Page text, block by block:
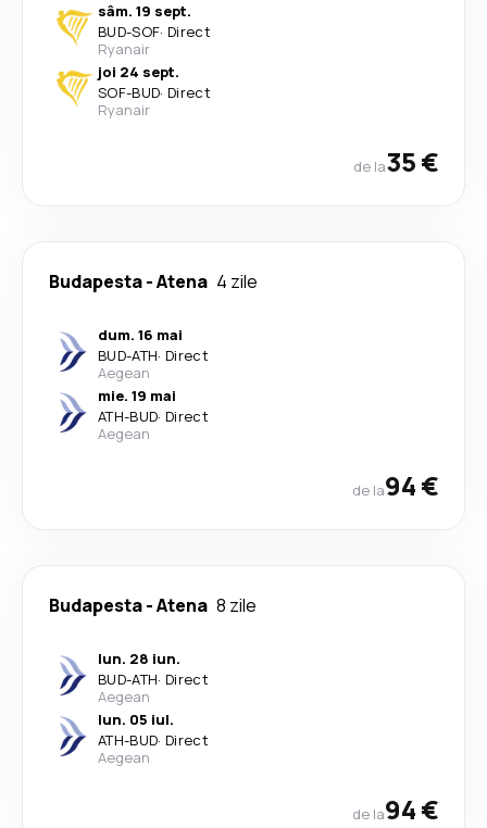
sâm. 19 sept.
BUD-SOF· Direct
Ryanair
joi 24 sept.
SOF-BUD· Direct
Ryanair
de la35 €
Budapesta-Atena 4 zile
dum. 16 mai
BUD-ATH· Direct
Aegean
mie. 19 mai
ATH-BUD· Direct
Aegean
de la94 €
Budapesta-Atena 8 zile
lun. 28 iun.
BUD-ATH· Direct
Aegean
lun. 05 iul.
ATH-BUD· Direct
Aegean
de la94 €